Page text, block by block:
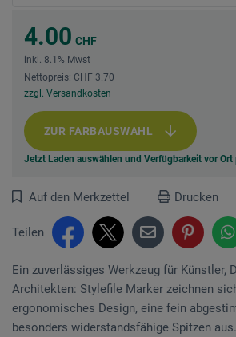
4.00 CHF
inkl. 8.1% Mwst
Nettopreis: CHF 3.70
zzgl. Versandkosten
ZUR FARBAUSWAHL
Jetzt Laden auswählen und Verfügbarkeit vor Ort
Auf den Merkzettel Drucken
Teilen
Ein zuverlässiges Werkzeug für Künstler,
Architekten: Stylefile Marker zeichnen
ergonomisches Design, eine fein
besonders widerstandsfähige Spitzen